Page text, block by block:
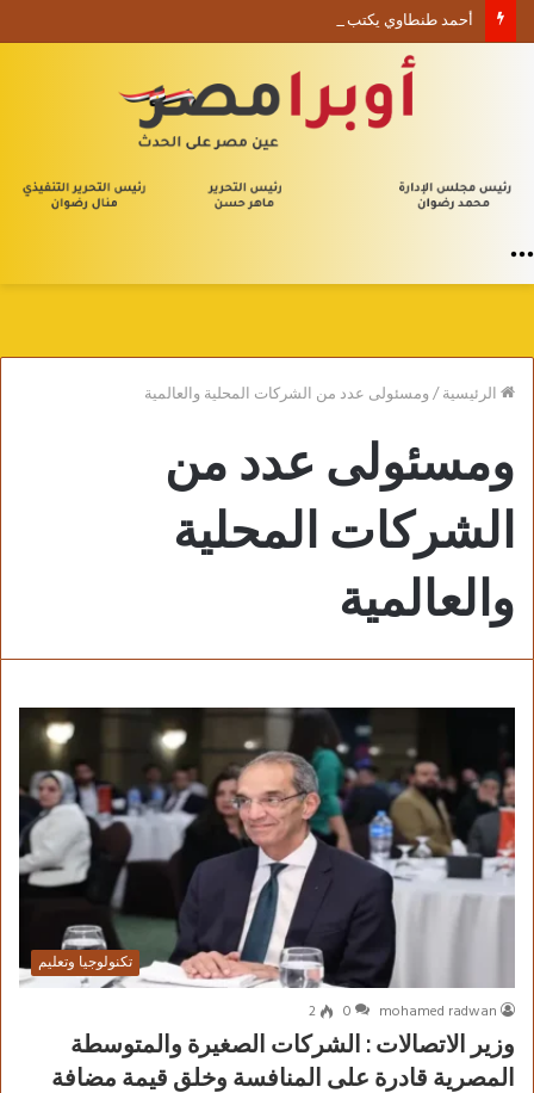
أحمد طنطاوي يكتب حين يصبح الوجود علامة استفهام
الرئيسية/ومسئولى عدد من الشركات المحلية والعالمية
ومسئولى عدد من
الشركات المحلية
والعالمية
تكنولوجيا وتعليم
mohamed radwan
0
2
وزير الاتصالات : الشركات الصغيرة والمتوسطة
المصرية قادرة على المنافسة وخلق قيمة مضافة